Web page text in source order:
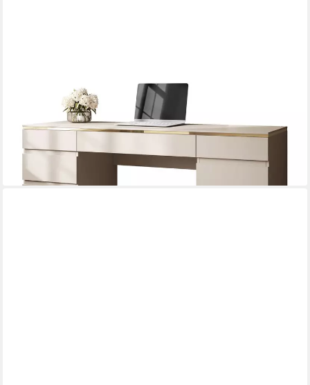
Schreibtisch AURORA DOUBLE KASZMIR mit Schubladen (1x
Schreibtisch), Breite: 157cm
-18%
lieferbar - in 6-7 Werktagen bei dir